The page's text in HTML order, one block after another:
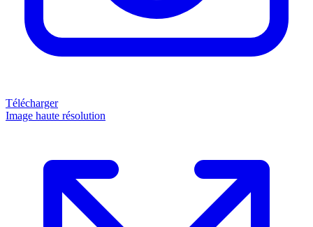
Télécharger
Image haute résolution